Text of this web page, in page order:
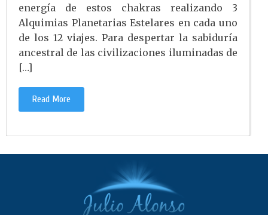
energía de estos chakras realizando 3
Alquimias Planetarias Estelares en cada uno
de los 12 viajes. Para despertar la sabiduría
ancestral de las civilizaciones iluminadas de
[…]
Read More